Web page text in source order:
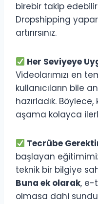
birebir takip
Dropshipping
artırırsınız.
Her Seviyeye
Videolarımızı en
kullanıcıların bile
hazırladık.
aşama kolayca
Tecrübe
başlayan
teknik bir bilgiye
Buna ek olarak, e-
olmasa dahi